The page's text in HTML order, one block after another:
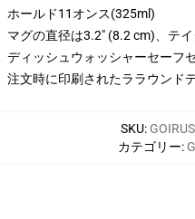
ホールド11オンス(325ml)
マグの直径は3.2" (8.2 cm)、テ
ディッシュウォッシャーセーフ
注文時に印刷されたララウンド
SKU:
カテゴリー: